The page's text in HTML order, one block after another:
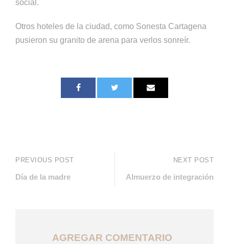
social.
Otros hoteles de la ciudad, como Sonesta Cartagena
pusieron su granito de arena para verlos sonreír.
PREVIOUS POST
Día de la madre
NEXT POST
Almuerzo de integración
AGREGAR COMENTARIO